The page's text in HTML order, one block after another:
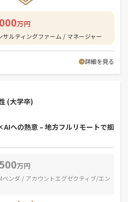
万円
サルティングファーム / マネージャー
詳細を見る
への熱意 – 地方フルリモートで掴
(大学卒)
万円
ベンダ / アカウントエグゼクティブ/エン